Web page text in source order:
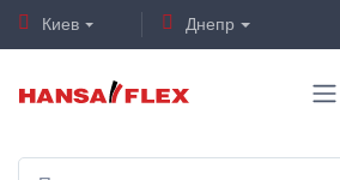
Киев Днепр